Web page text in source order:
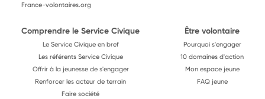
France-volontaires.org
Comprendre le Service Civique
Le Service Civique en bref
Les référents Service Civique
Offrir à la jeunesse de s'engager
Renforcer les acteur de terrain
Faire société
Être volontaire
Pourquoi s'engager
10 domaines d'action
Mon espace jeune
FAQ jeune